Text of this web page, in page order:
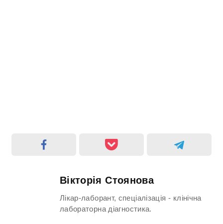
Вікторія Стоянова
Лікар-лаборант, спеціалізація - клінічна
лабораторна діагностика.